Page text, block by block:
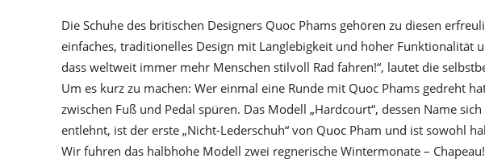
Die Schuhe des britischen Designers Quoc Phams gehören zu diesen
einfaches, traditionelles Design mit Langlebigkeit und hoher Funktionalität
dass weltweit immer mehr Menschen stilvoll Rad fahren!“, lautet die
Um es kurz zu machen: Wer einmal eine Runde mit Quoc Phams gedreht
zwischen Fuß und Pedal spüren. Das Modell „Hardcourt“, dessen Name
entlehnt, ist der erste „Nicht-Lederschuh“ von Quoc Pham und ist sowohl
Wir fuhren das halbhohe Modell zwei regnerische Wintermonate –